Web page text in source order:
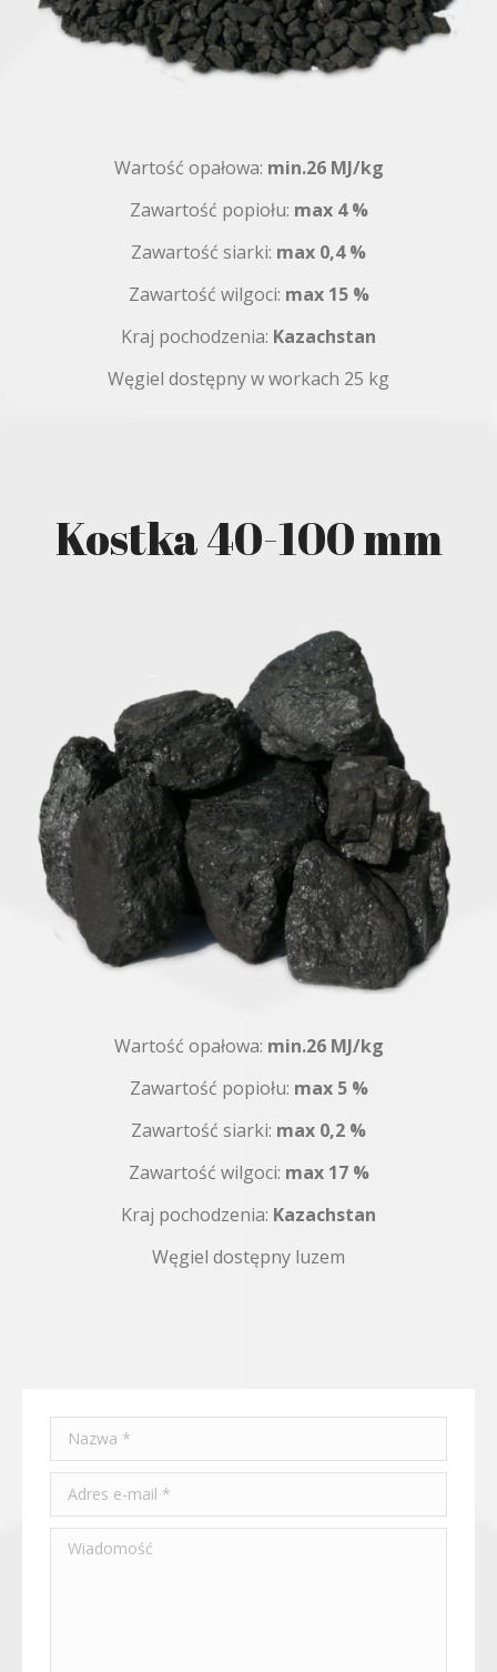
Wartość opałowa: min.26 MJ/kg
Zawartość popiołu: max 4 %
Zawartość siarki: max 0,4 %
Zawartość wilgoci: max 15 %
Kraj pochodzenia: Kazachstan
Węgiel dostępny w workach 25 kg
Kostka 40-100 mm
Wartość opałowa: min.26 MJ/kg
Zawartość popiołu: max 5 %
Zawartość siarki: max 0,2 %
Zawartość wilgoci: max 17 %
Kraj pochodzenia: Kazachstan
Węgiel dostępny luzem
Nazwa *
Adres e-mail *
Wiadomość